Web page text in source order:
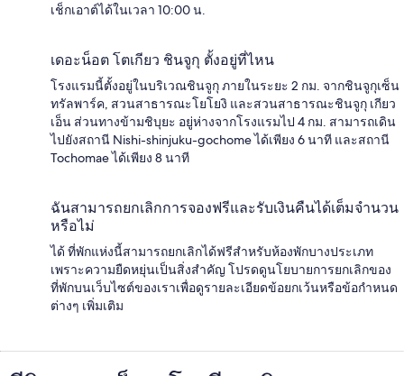
เช็กเอาต์ได้ในเวลา 10:00 น.
เดอะน็อต โตเกียว ชินจูกุ ตั้งอยู่ที่ไหน
โรงแรมนี้ตั้งอยู่ในบริเวณชินจูกุ ภายในระยะ 2 กม. จากชินจูกุเซ็น
ทรัลพาร์ค, สวนสาธารณะโยโยงิ และสวนสาธารณะชินจูกุ เกียว
เอ็น ส่วนทางข้ามชิบุยะ อยู่ห่างจากโรงแรมไป 4 กม. สามารถเดิน
ไปยังสถานี Nishi-shinjuku-gochome ได้เพียง 6 นาที และสถานี
Tochomae ได้เพียง 8 นาที
ฉันสามารถยกเลิกการจองฟรีและรับเงินคืนได้เต็มจำนวน
หรือไม่
ได้ ที่พักแห่งนี้สามารถยกเลิกได้ฟรีสำหรับห้องพักบางประเภท
เพราะความยืดหยุ่นเป็นสิ่งสำคัญ โปรดดูนโยบายการยกเลิกของ
ที่พักบนเว็บไซต์ของเราเพื่อดูรายละเอียดข้อยกเว้นหรือข้อกำหนด
ต่างๆ เพิ่มเติม